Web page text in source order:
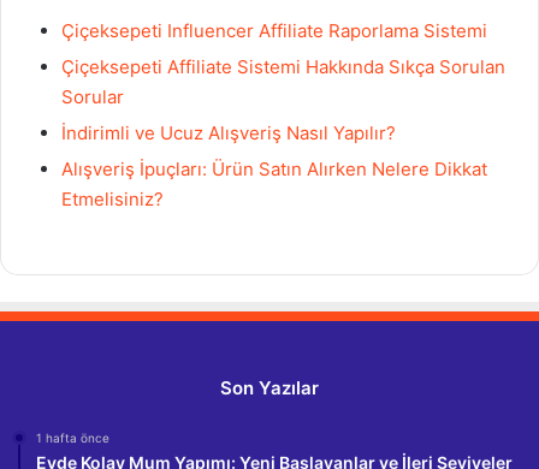
Çiçeksepeti Influencer Affiliate Raporlama Sistemi
Çiçeksepeti Affiliate Sistemi Hakkında Sıkça Sorulan
Sorular
İndirimli ve Ucuz Alışveriş Nasıl Yapılır?
Alışveriş İpuçları: Ürün Satın Alırken Nelere Dikkat
Etmelisiniz?
Son Yazılar
1 hafta önce
Evde Kolay Mum Yapımı: Yeni Başlayanlar ve İleri Seviyeler